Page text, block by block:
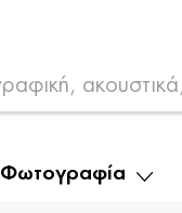
Φωτογραφία